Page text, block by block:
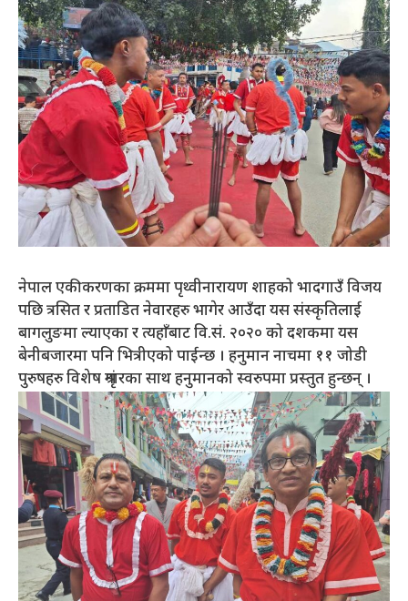
नेपाल एकीकरणका क्रममा पृथ्वीनारायण शाहको भादगाउँ विजय
पछि त्रसित र प्रताडित नेवारहरु भागेर आउँदा यस संस्कृतिलाई
बागलुङमा ल्याएका र त्यहाँबाट वि.सं. २०२० को दशकमा यस
बेनीबजारमा पनि भित्रीएको पाईन्छ । हनुमान नाचमा ११ जोडी
पुरुषहरु विशेष श्रृंगारका साथ हनुमानको स्वरुपमा प्रस्तुत हुन्छन् ।